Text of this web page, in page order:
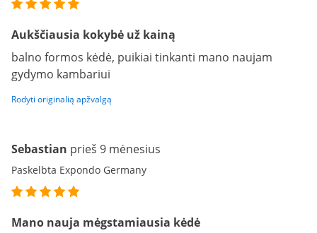
Aukščiausia kokybė už kainą
balno formos kėdė, puikiai tinkanti mano naujam
gydymo kambariui
Rodyti originalią apžvalgą
Sebastian prieš 9 mėnesius
Paskelbta Expondo Germany
Mano nauja mėgstamiausia kėdė